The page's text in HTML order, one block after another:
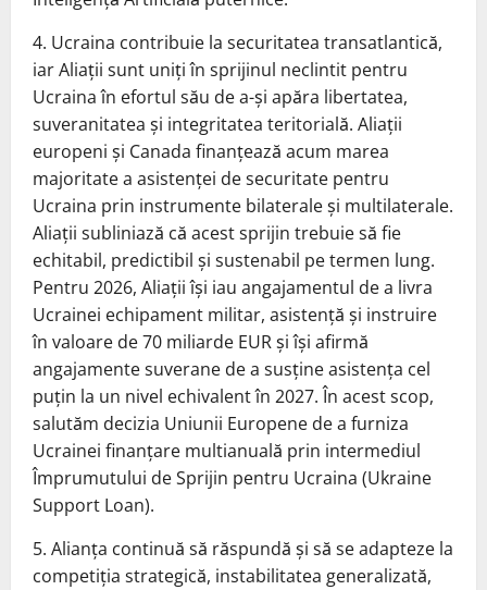
4. Ucraina contribuie la securitatea transatlantică,
iar Aliaţii sunt uniţi în sprijinul neclintit pentru
Ucraina în efortul său de a-şi apăra libertatea,
suveranitatea şi integritatea teritorială. Aliaţii
europeni şi Canada finanţează acum marea
majoritate a asistenţei de securitate pentru
Ucraina prin instrumente bilaterale şi multilaterale.
Aliaţii subliniază că acest sprijin trebuie să fie
echitabil, predictibil şi sustenabil pe termen lung.
Pentru 2026, Aliaţii îşi iau angajamentul de a livra
Ucrainei echipament militar, asistenţă şi instruire
în valoare de 70 miliarde EUR şi îşi afirmă
angajamente suverane de a susţine asistenţa cel
puţin la un nivel echivalent în 2027. În acest scop,
salutăm decizia Uniunii Europene de a furniza
Ucrainei finanţare multianuală prin intermediul
Împrumutului de Sprijin pentru Ucraina (Ukraine
Support Loan).
5. Alianţa continuă să răspundă şi să se adapteze la
competiţia strategică, instabilitatea generalizată,